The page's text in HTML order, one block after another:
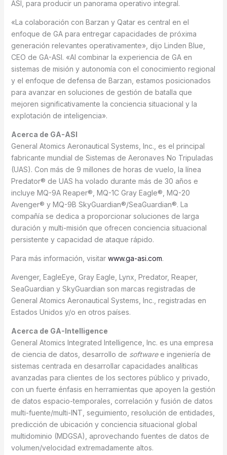
ASI, para producir un panorama operativo integral.
«La colaboración con Barzan y Qatar es central en el
enfoque de GA para entregar capacidades de próxima
generación relevantes operativamente», dijo Linden Blue,
CEO de GA-ASI. «Al combinar la experiencia de GA en
sistemas de misión y autonomía con el conocimiento regional
y el enfoque de defensa de Barzan, estamos posicionados
para avanzar en soluciones de gestión de batalla que
mejoren significativamente la conciencia situacional y la
explotación de inteligencia».
Acerca de GA-ASI
General Atomics Aeronautical Systems, Inc., es el principal
fabricante mundial de Sistemas de Aeronaves No Tripuladas
(UAS). Con más de 9 millones de horas de vuelo, la línea
Predator® de UAS ha volado durante más de 30 años e
incluye MQ-9A Reaper®, MQ-1C Gray Eagle®, MQ-20
Avenger® y MQ-9B SkyGuardian®/SeaGuardian®. La
compañía se dedica a proporcionar soluciones de larga
duración y multi-misión que ofrecen conciencia situacional
persistente y capacidad de ataque rápido.
Para más información, visitar www.ga-asi.com.
Avenger, EagleEye, Gray Eagle, Lynx, Predator, Reaper,
SeaGuardian y SkyGuardian son marcas registradas de
General Atomics Aeronautical Systems, Inc., registradas en
Estados Unidos y/o en otros países.
Acerca de GA-Intelligence
General Atomics Integrated Intelligence, Inc. es una empresa
de ciencia de datos, desarrollo de software e ingeniería de
sistemas centrada en desarrollar capacidades analíticas
avanzadas para clientes de los sectores público y privado,
con un fuerte énfasis en herramientas que apoyen la gestión
de datos espacio-temporales, correlación y fusión de datos
multi-fuente/multi-INT, seguimiento, resolución de entidades,
predicción de ubicación y conciencia situacional global
multidominio (MDGSA), aprovechando fuentes de datos de
volumen/velocidad extremadamente altos.